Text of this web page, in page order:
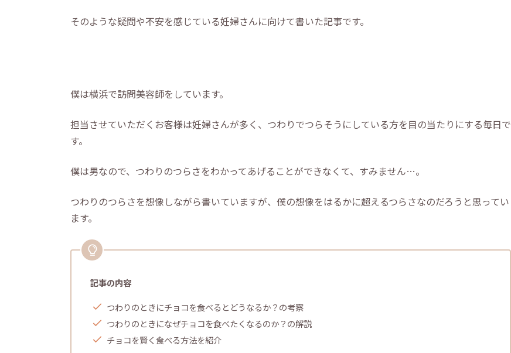
そのような疑問や不安を感じている妊婦さんに向けて書いた記事です。
僕は横浜で訪問美容師をしています。
担当させていただくお客様は妊婦さんが多く、つわりでつらそうにしている方を目の当たりにする毎日で
す。
僕は男なので、つわりのつらさをわかってあげることができなくて、すみません…。
つわりのつらさを想像しながら書いていますが、僕の想像をはるかに超えるつらさなのだろうと思ってい
ます。
記事の内容
つわりのときにチョコを食べるとどうなるか？の考察
つわりのときになぜチョコを食べたくなるのか？の解説
チョコを賢く食べる方法を紹介